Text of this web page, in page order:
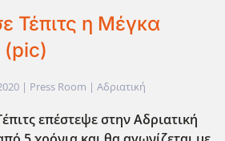
Τέπιτς η Μέγκα
| Press Room |Αδριατική
επέστεψε στην Αδριατική